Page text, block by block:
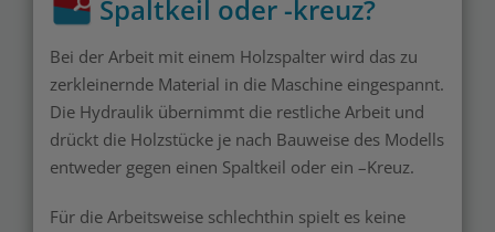
Spaltkeil oder -kreuz?
Bei der Arbeit mit einem Holzspalter wird das zu
zerkleinernde Material in die Maschine eingespannt.
Die Hydraulik übernimmt die restliche Arbeit und
drückt die Holzstücke je nach Bauweise des Modells
entweder gegen einen Spaltkeil oder ein –Kreuz.
Für die Arbeitsweise schlechthin spielt es keine